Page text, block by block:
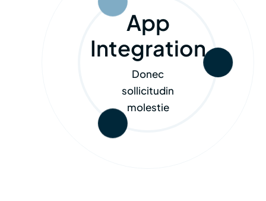
App
Integration
Donec
sollicitudin
molestie